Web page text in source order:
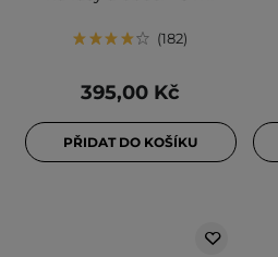
182
395,00 Kč
PŘIDAT DO KOŠÍKU